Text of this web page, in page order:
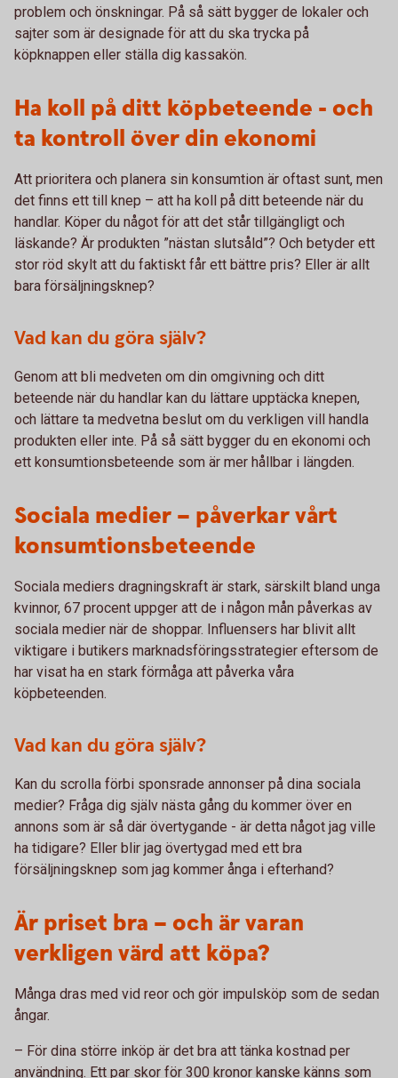
problem och önskningar. På så sätt bygger de lokaler och
sajter som är designade för att du ska trycka på
köpknappen eller ställa dig kassakön.
Ha koll på ditt köpbeteende - och
ta kontroll över din ekonomi
Att prioritera och planera sin konsumtion är oftast sunt, men
det finns ett till knep – att ha koll på ditt beteende när du
handlar. Köper du något för att det står tillgängligt och
läskande? Är produkten ”nästan slutsåld”? Och betyder ett
stor röd skylt att du faktiskt får ett bättre pris? Eller är allt
bara försäljningsknep?
Vad kan du göra själv?
Genom att bli medveten om din omgivning och ditt
beteende när du handlar kan du lättare upptäcka knepen,
och lättare ta medvetna beslut om du verkligen vill handla
produkten eller inte. På så sätt bygger du en ekonomi och
ett konsumtionsbeteende som är mer hållbar i längden.
Sociala medier – påverkar vårt
konsumtionsbeteende
Sociala mediers dragningskraft är stark, särskilt bland unga
kvinnor, 67 procent uppger att de i någon mån påverkas av
sociala medier när de shoppar. Influensers har blivit allt
viktigare i butikers marknadsföringsstrategier eftersom de
har visat ha en stark förmåga att påverka våra
köpbeteenden.
Vad kan du göra själv?
Kan du scrolla förbi sponsrade annonser på dina sociala
medier? Fråga dig själv nästa gång du kommer över en
annons som är så där övertygande - är detta något jag ville
ha tidigare? Eller blir jag övertygad med ett bra
försäljningsknep som jag kommer ånga i efterhand?
Är priset bra – och är varan
verkligen värd att köpa?
Många dras med vid reor och gör impulsköp som de sedan
ångar.
– För dina större inköp är det bra att tänka kostnad per
användning. Ett par skor för 300 kronor kanske känns som